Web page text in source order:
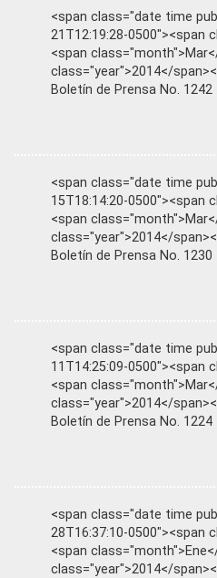
<span class="date time
21T12:19:28-0500"><span
<span
class="year">2014</
Boletín de Prensa No. 1242
<span class="date time
15T18:14:20-0500"><span
<span
class="year">2014</
Boletín de Prensa No. 1230
<span class="date time
11T14:25:09-0500"><span
<span
class="year">2014</
Boletín de Prensa No. 1224
<span class="date time
28T16:37:10-0500"><span
<span
class="year">2014</